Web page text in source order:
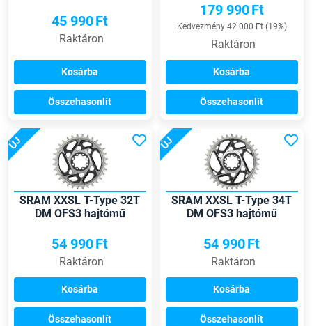
45 990Ft
Raktáron
Kosárba
Összehasonlít
179 990Ft
Kedvezmény 42 000 Ft (19%)
Raktáron
Kosárba
Összehasonlít
ÚJ
SRAM XXSL T-Type 32T
DM OFS3 hajtómű
54 990Ft
Raktáron
Kosárba
Összehasonlít
ÚJ
SRAM XXSL T-Type 34T
DM OFS3 hajtómű
54 990Ft
Raktáron
Kosárba
Összehasonlít